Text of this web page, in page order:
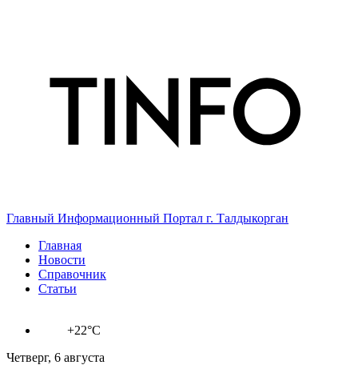
Главный Информационный Портал г. Талдыкорган
Главная
Новости
Справочник
Статьи
+22°C
Четверг, 6 августа